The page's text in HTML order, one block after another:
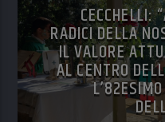
CECCHELLI:
RADICI DELLA
IL VALORE
AL CENTRO